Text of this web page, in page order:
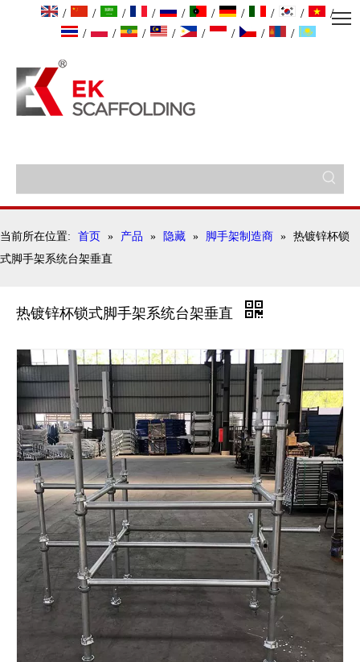
/ / / / / / / / /
/
/
/ / / / / / /
当前所在位置: 首页 » 产品 » 隐藏 » 脚手架制造商 » 热镀锌杯锁
式脚手架系统台架垂直
热镀锌杯锁式脚手架系统台架垂直